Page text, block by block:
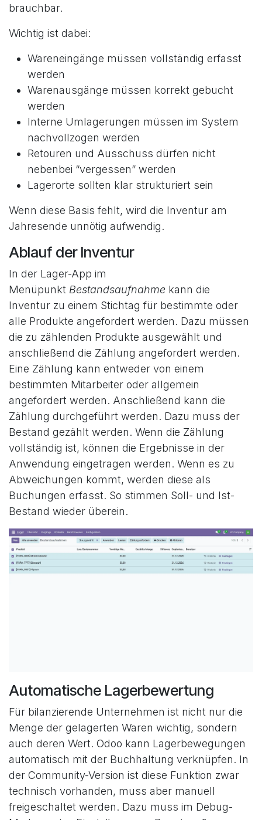
brauchbar.
Wichtig ist dabei:
Wareneingänge müssen vollständig erfasst
werden
Warenausgänge müssen korrekt gebucht
werden
Interne Umlagerungen müssen im System
nachvollzogen werden
Retouren und Ausschuss dürfen nicht
nebenbei “vergessen” werden
Lagerorte sollten klar strukturiert sein
Wenn diese Basis fehlt, wird die Inventur am
Jahresende unnötig aufwendig.
Ablauf der Inventur
In der Lager-App im
Menüpunkt Bestandsaufnahme kann die
Inventur zu einem Stichtag für bestimmte oder
alle Produkte angefordert werden. Dazu müssen
die zu zählenden Produkte ausgewählt und
anschließend die Zählung angefordert werden.
Eine Zählung kann entweder von einem
bestimmten Mitarbeiter oder allgemein
angefordert werden. Anschließend kann die
Zählung durchgeführt werden. Dazu muss der
Bestand gezählt werden. Wenn die Zählung
vollständig ist, können die Ergebnisse in der
Anwendung eingetragen werden. Wenn es zu
Abweichungen kommt, werden diese als
Buchungen erfasst. So stimmen Soll- und Ist-
Bestand wieder überein.
Automatische Lagerbewertung
Für bilanzierende Unternehmen ist nicht nur die
Menge der gelagerten Waren wichtig, sondern
auch deren Wert. Odoo kann Lagerbewegungen
automatisch mit der Buchhaltung verknüpfen. In
der Community-Version ist diese Funktion zwar
technisch vorhanden, muss aber manuell
freigeschaltet werden. Dazu muss im Debug-